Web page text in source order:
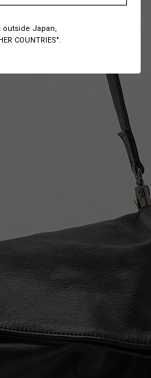
outside Japan,
COUNTRIES".